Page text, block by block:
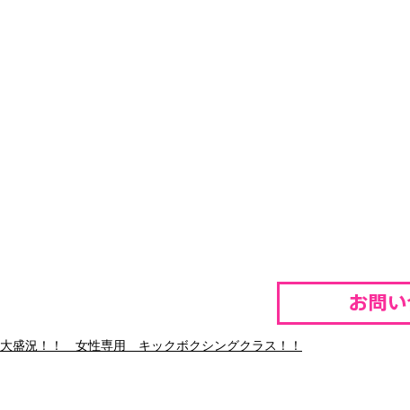
大盛況！！ 女性専用 キックボクシングクラス！！